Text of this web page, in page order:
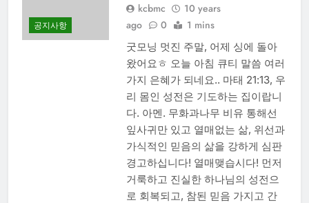
공지사항
kcbmc
10 years
ago
0 1 mins
굿모닝 멋진 주말, 어제 싱에 돌아
왔어요ㅎ 오늘 아침 큐티 말씀 여러
가지 은혜가 되네요.. 마태 21:13, 우
리 몸인 성전은 기도하는 집이랍니
다. 아멘. 무화과나무 비유 통해선
잎사귀만 있고 열매없는 삶, 위선과
가식적인 믿음의 삶을 강하게 심판
경고하십니다! 열매맺습시다! 먼저
거룩하고 진실한 하나님의 성전으
로 회복되고, 참된 믿음 가지고 간